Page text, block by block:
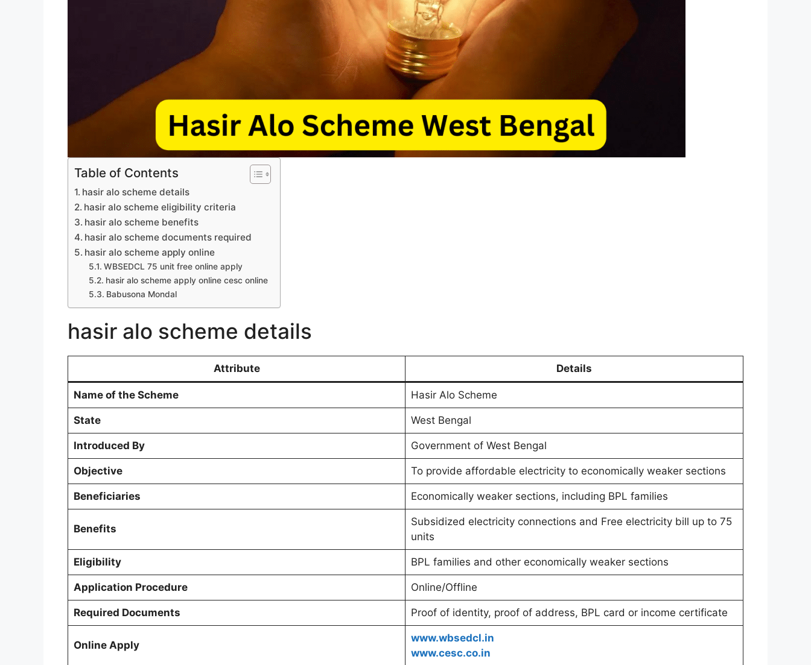
Table of Contents
hasir alo scheme details
hasir alo scheme eligibility criteria
hasir alo scheme benefits
hasir alo scheme documents required
hasir alo scheme apply online
WBSEDCL 75 unit free online apply
hasir alo scheme apply online cesc online
Babusona Mondal
hasir alo scheme details
Attribute Details
Name of the Scheme Hasir Alo Scheme
State West Bengal
Introduced By Government of West Bengal
Objective To provide affordable electricity to economically weaker sections
Beneficiaries Economically weaker sections, including BPL families
Benefits
Subsidized electricity connections and Free electricity bill up to 75
units
Eligibility BPL families and other economically weaker sections
Application Procedure Online/Offline
Required Documents Proof of identity, proof of address, BPL card or income certificate
Online Apply
www.wbsedcl.in
www.cesc.co.in